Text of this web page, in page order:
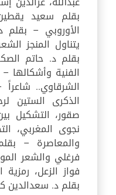
بقلم سعيد
الأوروبي – بقلم
يتناول المنجز
بقلم د. حاتم
الفنية وأشكالها
الشرقاوي..
الذكرى الستين
صقور، التشكيل
نجوى المغربي،
والمعاصرة –
فرغلي والشعر
فواز الزعل، رمزية
بقلم د. سعدالدين